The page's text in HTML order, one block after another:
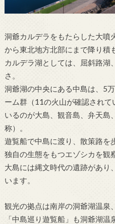
洞爺カルデラをもたらした大噴
から東北地方北部にまで降り積
カルデラ湖としては、屈斜路湖
さ。
洞爺湖の中央にある中島は、5
ーム群（11の火山が確認され
いるのが大島、観音島、弁天島
称）。
遊覧船で中島に渡り、散策路を
独自の生態をもつエゾシカを観
大島には縄文時代の遺跡があり
います。
観光の拠点は南岸の洞爺湖温泉
「中島巡り遊覧船」も洞爺湖温